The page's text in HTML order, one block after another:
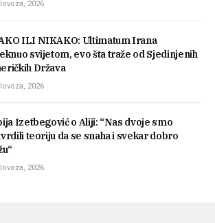
2026
ILI NIKAKO: Ultimatum Irana
svijetom, evo šta traže od Sjedinjenih
Država
2026
Izetbegović o Aliji: “Nas dvoje smo
teoriju da se snaha i svekar dobro
2026